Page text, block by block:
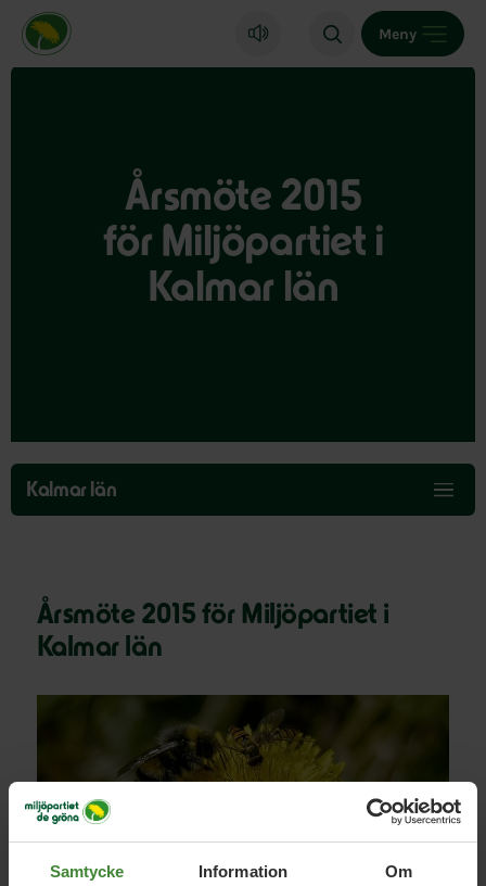
Samtycke Information Om
Miljöpartiet de gröna, startsida
Meny
Årsmöte 2015
för Miljöpartiet i
Kalmar län
Hoppa
över
menyn
Kalmar län
Årsmöte 2015 för Miljöpartiet i
Kalmar län